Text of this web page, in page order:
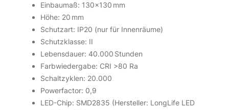
Einbaumaß: 130×130 mm
Höhe: 20 mm
Schutzart: IP20 (nur für Innenräume)
Schutzklasse: II
Lebensdauer: 40.000 Stunden
Farbwiedergabe: CRI >80 Ra
Schaltzyklen: 20.000
Powerfactor: 0,9
LED-Chip: SMD2835 (Hersteller: LongLife LED